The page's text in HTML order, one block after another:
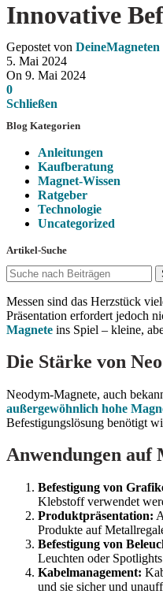
Innovative
Gepostet von DeineMagneten
5. Mai 2024
On 9. Mai 2024
0
Schließen
Blog Kategorien
Anleitungen
Kaufberatung
Magnet-Wissen
Ratgeber
Technologie
Uncategorized
Artikel-Suche
Messen sind das Herzstück
Präsentation erfordert jedoch
Magnete ins Spiel – kleine,
Die Stärke von
Neodym-Magnete, auch
außergewöhnlich hohe
Befestigungslösung benötigt
Anwendungen auf
Befestigung von
Klebstoff verwendet
Produktpräsentation:
Produkte auf
Befestigung von
Leuchten oder
Kabelmanagement:
und sie sicher und